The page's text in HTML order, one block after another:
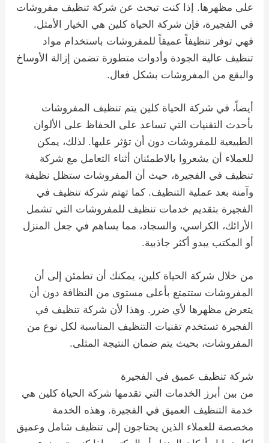
على مظهرها. إذا كنت تبحث عن شركة تنظيف مفروشات
في الفجيرة، فإن شركة الحياة كلين هي الخيار الأمثل.
فهي توفر تنظيفاً عميقاً للمفروشات باستخدام مواد
تنظيف عالية الجودة وأدوات متطورة تضمن إزالة الأوساخ
والبقع من المفروشات بشكل فعال.
أيضاً، في شركة الحياة كلين يتم تنظيف المفروشات
بأحدث التقنيات التي تساعد على الحفاظ على الألوان
الطبيعية للمفروشات دون أن تؤثر عليها. لذلك، يمكن
للعملاء أن يشعروا بالاطمئنان أثناء التعامل مع شركة
تنظيف في الفجيرة، حيث أن المفروشات ستظل نظيفة
وآمنة بعد عملية التنظيف. كما تهتم شركة تنظيف في
الفجيرة بتقديم خدمات تنظيف للمفروشات التي تشمل
الأرائك، الكراسي، والسجاد، مما يساهم في جعل المنزل
أو المكتب يبدو أكثر جاذبية.
من خلال شركة الحياة كلين، يمكنك أن تطمئن إلى أن
المفروشات ستتمتع بأعلى مستوى من النظافة دون أن
يتعرض مظهرها لأي ضرر. وهذا لأن شركة تنظيف في
الفجيرة تستخدم تقنيات التنظيف المناسبة لكل نوع من
المفروشات، بحيث يتم ضمان النتيجة المثلى.
شركة تنظيف عميق في الفجيرة
من بين أبرز الخدمات التي تقدمها شركة الحياة كلين هي
خدمة التنظيف العميق في الفجيرة. وهذه الخدمة
مخصصة للعملاء الذين يحتاجون إلى تنظيف شامل وعميق